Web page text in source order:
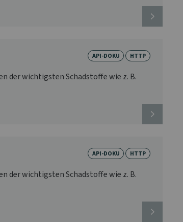
API-DOKU HTTP
der wichtigsten Schadstoffe wie z. B.
API-DOKU HTTP
der wichtigsten Schadstoffe wie z. B.